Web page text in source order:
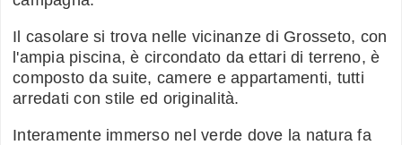
Il casolare si trova nelle vicinanze di Grosseto, con
l'ampia piscina, è circondato da ettari di terreno, è
composto da suite, camere e appartamenti, tutti
arredati con stile ed originalità.
Interamente immerso nel verde dove la natura fa